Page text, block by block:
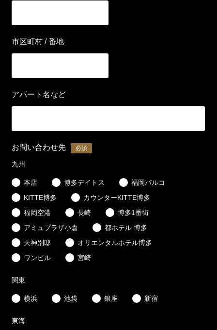
市区町村 / 番地
アパート名など
お問い合わせ先 必須
九州
本店 博多デイトス
福岡パルコ
KITTE博多
カウンターKITTE博多
福岡空港
長崎
博多1番街
アミュプラザ小倉
都ホテル 博多
天神別邸
オリエンタルホテル博多
ワンビル
宮崎
関東
横浜 池袋 銀座 新宿
東海